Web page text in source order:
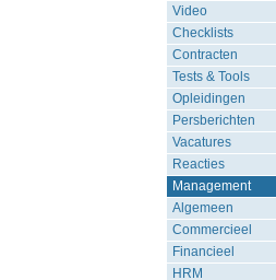
Video
Checklists
Contracten
Tests & Tools
Opleidingen
Persberichten
Vacatures
Reacties
Management
Algemeen
Commercieel
Financieel
HRM